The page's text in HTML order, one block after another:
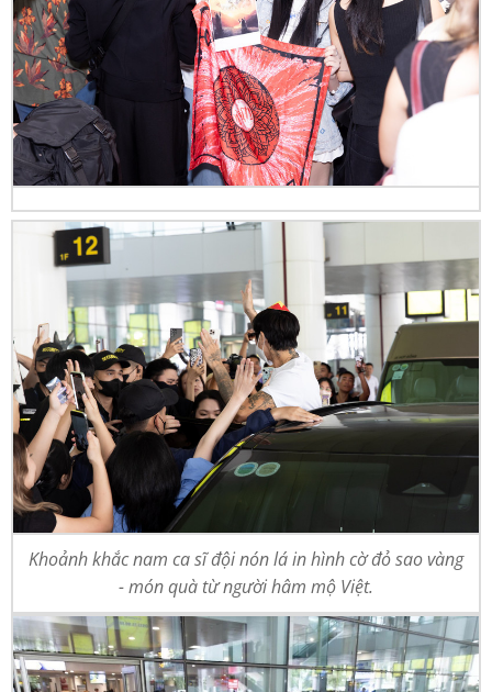
Khoảnh khắc nam ca sĩ đội nón lá in hình cờ đỏ sao vàng
- món quà từ người hâm mộ Việt.